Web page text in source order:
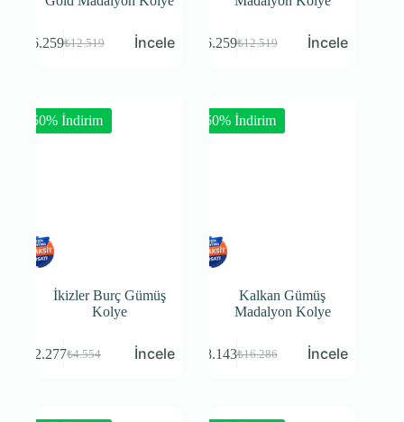
₺12.519
6.259 ₺12.519
6.259
-50% İndirim
İkizler Burç Gümüş
Kolye
₺4.554
2.277
-50% İndirim
Kalkan Gümüş
Madalyon Kolye
₺16.286
8.143